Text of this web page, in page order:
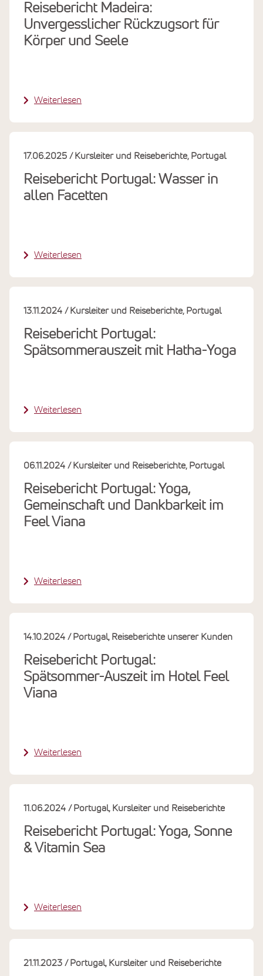
Reisebericht Madeira:
Unvergesslicher Rückzugsort für
Körper und Seele
Weiterlesen
Reisebericht Portugal: Wasser in
allen Facetten
17.06.2025 Kursleiter und Reiseberichte Portugal
Weiterlesen
Reisebericht Portugal:
Spätsommerauszeit mit Hatha-Yoga
13.11.2024 Kursleiter und Reiseberichte Portugal
Weiterlesen
Reisebericht Portugal: Yoga,
Gemeinschaft und Dankbarkeit im
Feel Viana
06.11.2024 Kursleiter und Reiseberichte Portugal
Weiterlesen
Reisebericht Portugal:
Spätsommer-Auszeit im Hotel Feel
Viana
14.10.2024 Portugal Reiseberichte unserer Kunden
Weiterlesen
Reisebericht Portugal: Yoga, Sonne
& Vitamin Sea
11.06.2024 Portugal Kursleiter und Reiseberichte
Weiterlesen
21.11.2023 Portugal Kursleiter und Reiseberichte